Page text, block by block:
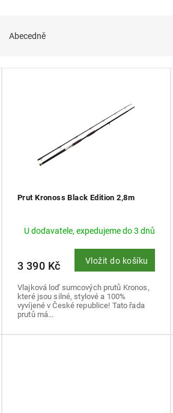
Abecedně
Prut Kronoss Black Edition 2,8m
U dodavatele, expedujeme do 3 dnů
3 390 Kč Vložit do košíku
Vlajková loď sumcových prutů Kronos,
které jsou silné, stylové a 100%
vyvíjené v České republice! Tato řada
prutů má...